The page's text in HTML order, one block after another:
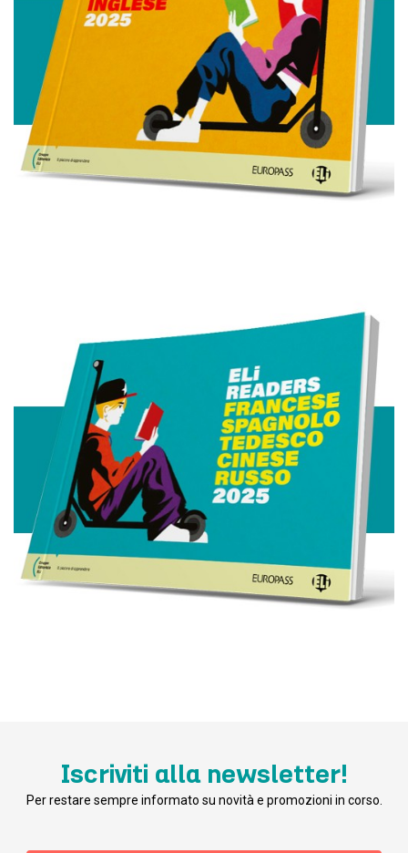
Iscriviti alla newsletter!
Per restare sempre informato su novità e promozioni in corso.